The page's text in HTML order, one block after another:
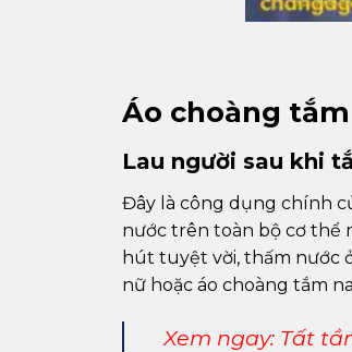
Áo choàng
Lau người sau khi
Đây là công dụng chính
nước trên toàn bộ cơ thể
hút tuyệt vời, thấm nước
nữ hoặc áo choàng tắm
Xem ngay: Tất